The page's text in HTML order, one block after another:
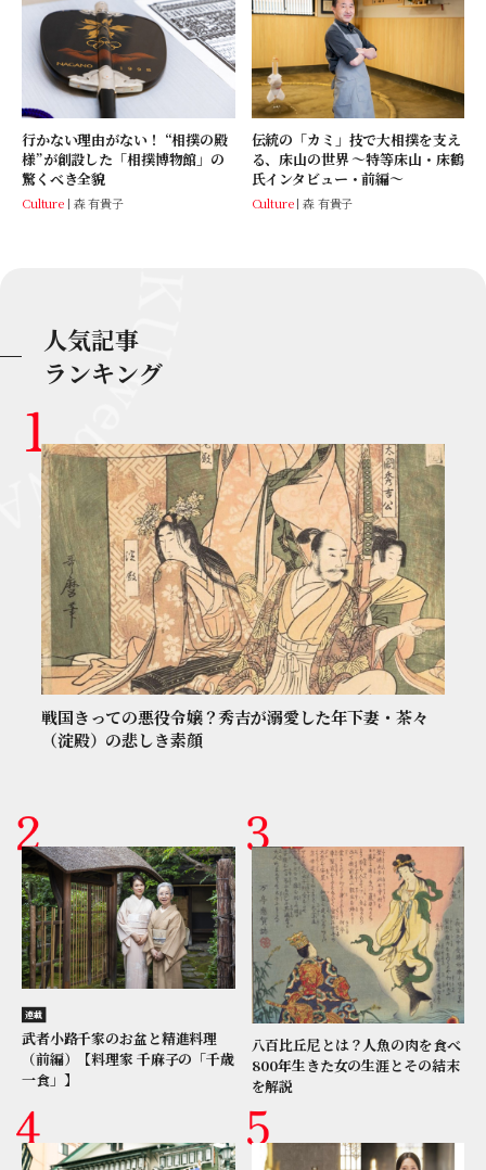
行かない理由がない！ “相撲の殿
様”が創設した「相撲博物館」の
驚くべき全貌
Culture 森 有貴子
伝統の「カミ」技で大相撲を支え
る、床山の世界 ～特等床山・床鶴
氏インタビュー・前編～
Culture 森 有貴子
人気記事
ランキング
戦国きっての悪役令嬢？秀吉が溺愛した年下妻・茶々
（淀殿）の悲しき素顔
連載
武者小路千家のお盆と精進料理
（前編）【料理家 千麻子の「千歳
一食」】
八百比丘尼とは？人魚の肉を食べ
800年生きた女の生涯とその結末
を解説